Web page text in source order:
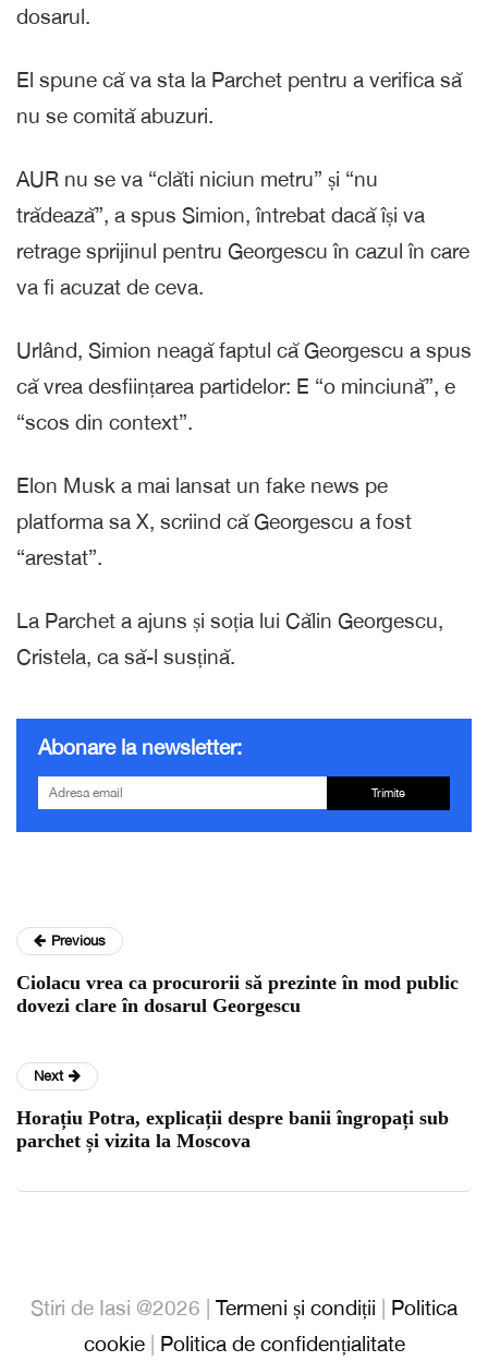
dosarul.
El spune că va sta la Parchet pentru a verifica să
nu se comită abuzuri.
AUR nu se va “clăti niciun metru” și “nu
trădează”, a spus Simion, întrebat dacă își va
retrage sprijinul pentru Georgescu în cazul în care
va fi acuzat de ceva.
Urlând, Simion neagă faptul că Georgescu a spus
că vrea desființarea partidelor: E “o minciună”, e
“scos din context”.
Elon Musk a mai lansat un fake news pe
platforma sa X, scriind că Georgescu a fost
“arestat”.
La Parchet a ajuns și soția lui Călin Georgescu,
Cristela, ca să-l susțină.
Abonare la newsletter:
Trimite
Previous
Ciolacu vrea ca procurorii să prezinte în mod public
dovezi clare în dosarul Georgescu
Next
Horațiu Potra, explicații despre banii îngropați sub
parchet și vizita la Moscova
Stiri de Iasi @2026 | Termeni și condiții
Politica
cookie| Politica de confidențialitate